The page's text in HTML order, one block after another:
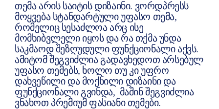
თემა არის საიტის დიზაინი. ვორდპრესს
მოყვება სტანდარტული უფასო თემა,
რომელიც სესაძლოა არც ისე
მომხიბვლელი იყოს და რა თქმა უნდა
საკმაოდ შეზღუდული ფუნქციონალი აქვს.
ამიტომ შეგვიძლია გადავხედოთ არსებულ
უფასო თემებს, ხოლო თუ კი უფრო
დახვეწილი და მოქნილი დიზაინი და
ფუნქციონალი გვინდა, მაშინ შეგვიძლია
ვნახოთ პრემიუმ ფასიანი თემები.